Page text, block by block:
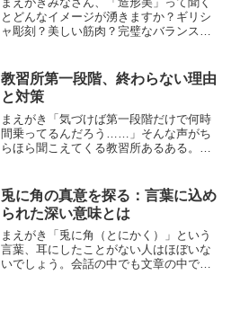
とどんなイメージが湧きますか？ギリシ
ャ彫刻？美しい筋肉？完璧なバランスの
ャラクターの顔立ちでしょうか？造形美
という言葉には、芸術的な...
教習所第一段階、終わらない理由
と対策
まえがき「気づけば第一段階だけで何時
間乗ってるんだろう……」そんな声がち
らほら聞こえてくる教習所あるある。自
因と解決策があります！この記事では、
笑いあり・希望ありで、第...
兎に角の真意を探る：言葉に込め
られた深い意味とは
まえがき「兎に角（とにかく）」という
言葉、耳にしたことがない人はほぼいな
いでしょう。会話の中でも文章の中で